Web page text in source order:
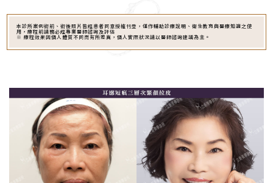
本診所案例術前、術後照片皆經患者同意授權刊登，僅作輔助診療說明、衛生教育與醫療知識之使
用，療程前請務必經專業醫師諮詢及評估
※ 療程效果因個人體質不同而有所差異，個人實際狀況請以醫師諮詢建議為主。